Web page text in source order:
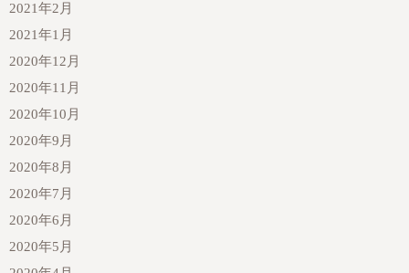
2021年2月
2021年1月
2020年12月
2020年11月
2020年10月
2020年9月
2020年8月
2020年7月
2020年6月
2020年5月